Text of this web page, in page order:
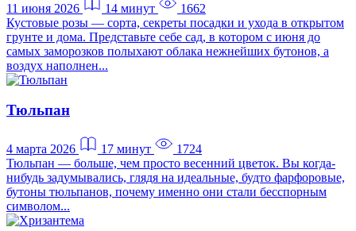
11 июня 2026 14 минут
1662
Кустовые розы — сорта, секреты посадки и ухода в открытом
грунте и дома. Представьте себе сад, в котором с июня до
самых заморозков полыхают облака нежнейших бутонов, а
воздух наполнен...
Тюльпан
4 марта 2026 17 минут
1724
Тюльпан — больше, чем просто весенний цветок. Вы когда-
нибудь задумывались, глядя на идеальные, будто фарфоровые,
бутоны тюльпанов, почему именно они стали бесспорным
символом...